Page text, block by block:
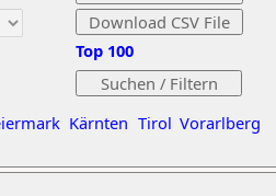
Kärnten Tirol Vorarlberg
Top 100